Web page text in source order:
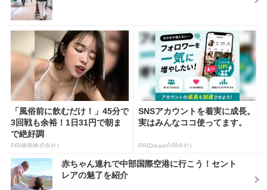
「風俗前に飲むだけ！」45分で
3回戦も余裕！1日31円で朝ま
で絶好調
PR(健商株式会社)
SNSアカウントを着実に成長。
実はみんなココ使ってます。
PR(Dreaw合同会社)
赤ちゃん連れで中部国際空港に行こう！セント
レアの魅了を紹介